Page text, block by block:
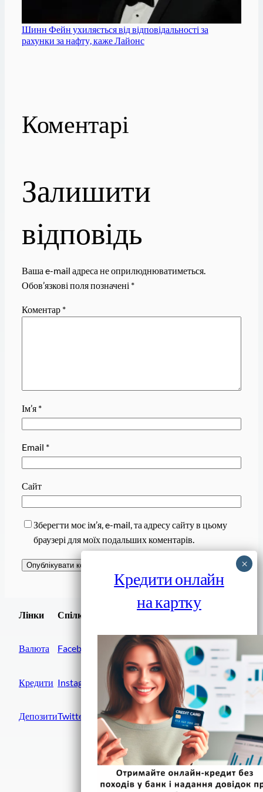
Шинн Фейн ухиляється від відповідальності за
рахунки за нафту, каже Лайонс
Коментарі
Залишити
відповідь
Ваша e-mail адреса не оприлюднюватиметься.
Обов’язкові поля позначені *
Коментар *
Ім’я *
Email *
Сайт
Зберегти моє ім’я, e-mail, та адресу сайту в цьому
браузері для моїх подальших коментарів.
Лінки
Валюта
Кредити
Депозити
Спілки
Facebook
Instagram
Twitter
Завантажити
Фінанси IN UA
вулиця Хрещатик, 14
Київ, 01001
Кредити онлайн
на картку